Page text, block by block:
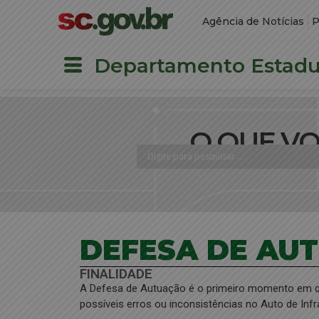
Agência de Notícias
Departamento
O QUE
DEFESA DE
FINALIDADE
A Defesa de Autuação é o primeiro momento
possíveis erros ou inconsistências no Auto de